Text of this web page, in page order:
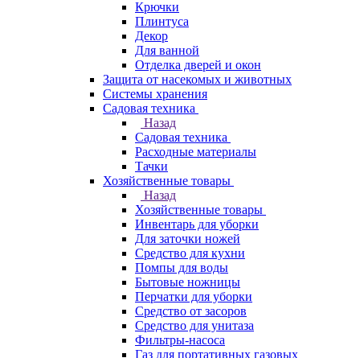
Крючки
Плинтуса
Декор
Для ванной
Отделка дверей и окон
Защита от насекомых и животных
Системы хранения
Садовая техника
Назад
Садовая техника
Расходные материалы
Тачки
Хозяйственные товары
Назад
Хозяйственные товары
Инвентарь для уборки
Для заточки ножей
Средство для кухни
Помпы для воды
Бытовые ножницы
Перчатки для уборки
Средство от засоров
Средство для унитаза
Фильтры-насоса
Газ для портативных газовых